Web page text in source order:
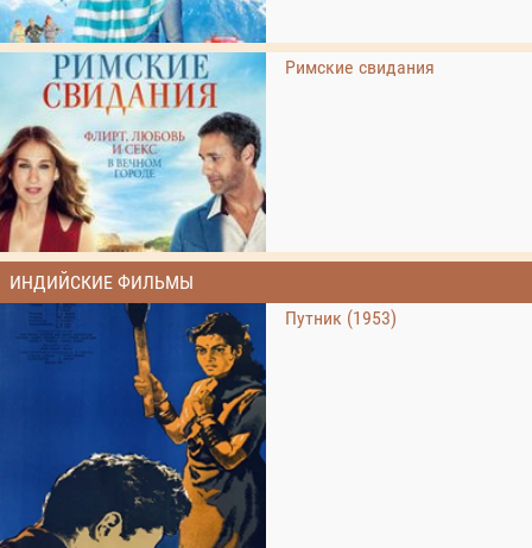
Римские свидания
ИНДИЙСКИЕ ФИЛЬМЫ
Путник (1953)